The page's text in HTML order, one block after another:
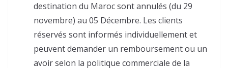
destination du Maroc sont annulés (du 29
novembre) au 05 Décembre. Les clients
réservés sont informés individuellement et
peuvent demander un remboursement ou un
avoir selon la politique commerciale de la